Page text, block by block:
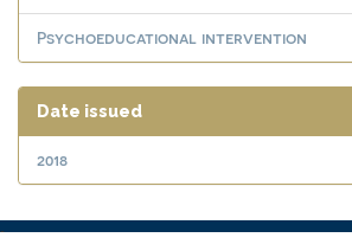
Psychoeducational intervention
Date issued
2018